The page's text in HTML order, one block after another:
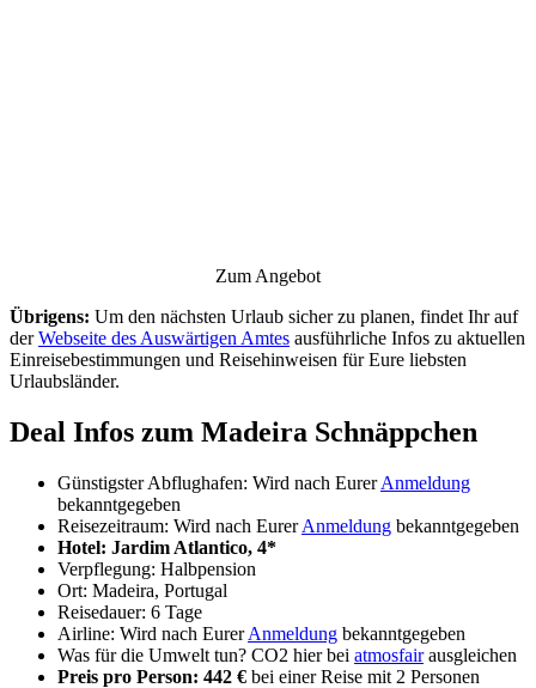
Zum Angebot
Übrigens: Um den nächsten Urlaub sicher zu planen, findet Ihr auf
derWebseite des Auswärtigen Amtes ausführliche Infos zu aktuellen
Einreisebestimmungen und Reisehinweisen für Eure liebsten
Urlaubsländer.
Deal Infos zum Madeira Schnäppchen
Günstigster Abflughafen: Wird nach EurerAnmeldung
bekanntgegeben
Reisezeitraum: Wird nach EurerAnmeldung bekanntgegeben
Hotel: Jardim Atlantico, 4*
Verpflegung: Halbpension
Ort: Madeira, Portugal
Reisedauer: 6 Tage
Airline: Wird nach EurerAnmeldung bekanntgegeben
Was für die Umwelt tun? CO2 hier bei atmosfairausgleichen
Preis pro Person: 442 € bei einer Reise mit 2 Personen